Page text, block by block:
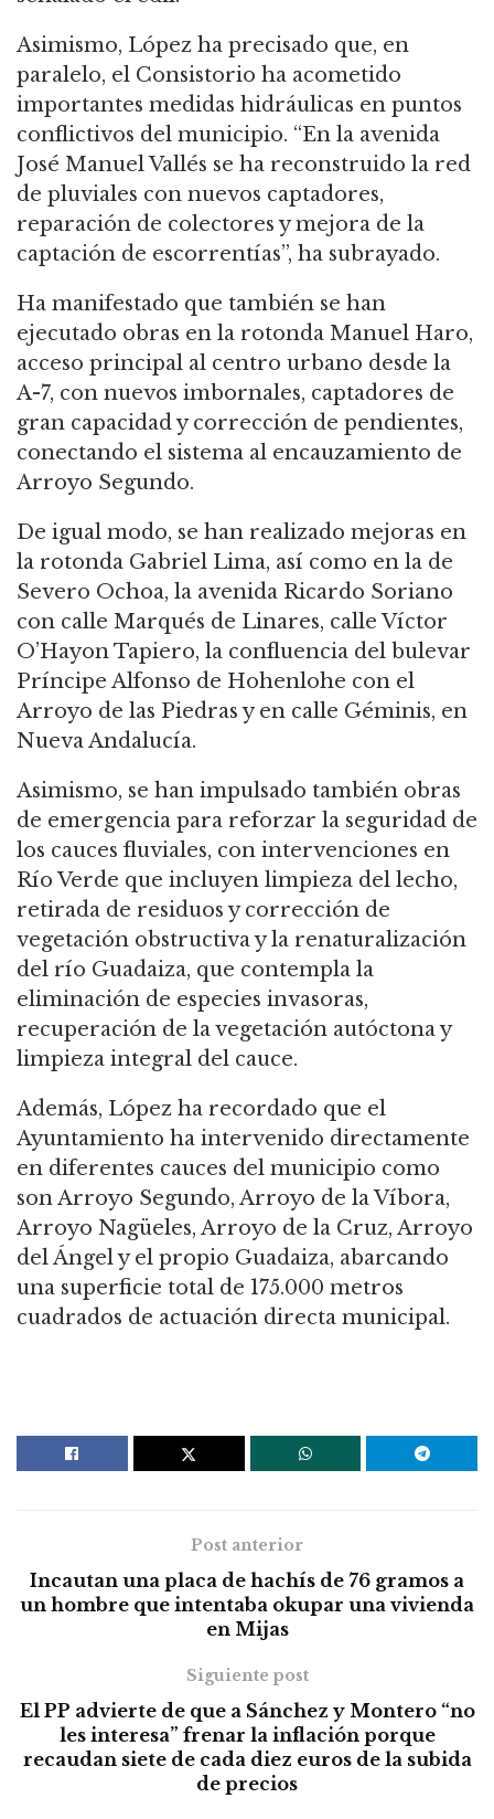
Asimismo, López ha precisado que, en
paralelo, el Consistorio ha acometido
importantes medidas hidráulicas en puntos
conflictivos del municipio. “En la avenida
José Manuel Vallés se ha reconstruido la red
de pluviales con nuevos captadores,
reparación de colectores y mejora de la
captación de escorrentías”, ha subrayado.
Ha manifestado que también se han
ejecutado obras en la rotonda Manuel Haro,
acceso principal al centro urbano desde la
A-7, con nuevos imbornales, captadores de
gran capacidad y corrección de pendientes,
conectando el sistema al encauzamiento de
Arroyo Segundo.
De igual modo, se han realizado mejoras en
la rotonda Gabriel Lima, así como en la de
Severo Ochoa, la avenida Ricardo Soriano
con calle Marqués de Linares, calle Víctor
O’Hayon Tapiero, la confluencia del bulevar
Príncipe Alfonso de Hohenlohe con el
Arroyo de las Piedras y en calle Géminis, en
Nueva Andalucía.
Asimismo, se han impulsado también obras
de emergencia para reforzar la seguridad de
los cauces fluviales, con intervenciones en
Río Verde que incluyen limpieza del lecho,
retirada de residuos y corrección de
vegetación obstructiva y la renaturalización
del río Guadaiza, que contempla la
eliminación de especies invasoras,
recuperación de la vegetación autóctona y
limpieza integral del cauce.
Además, López ha recordado que el
Ayuntamiento ha intervenido directamente
en diferentes cauces del municipio como
son Arroyo Segundo, Arroyo de la Víbora,
Arroyo Nagüeles, Arroyo de la Cruz, Arroyo
del Ángel y el propio Guadaiza, abarcando
una superficie total de 175.000 metros
cuadrados de actuación directa municipal.
Post anterior
Incautan una placa de hachís de 76 gramos a
un hombre que intentaba okupar una vivienda
en Mijas
Siguiente post
El PP advierte de que a Sánchez y Montero “no
les interesa” frenar la inflación porque
recaudan siete de cada diez euros de la subida
de precios